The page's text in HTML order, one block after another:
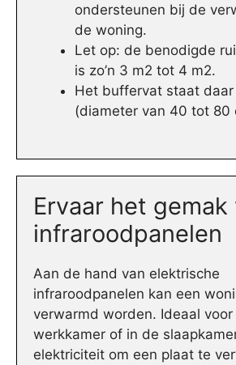
ondersteunen bij de
de woning.
Let op: de benodigde
is zo’n 3 m2 tot 4 m2.
Het buffervat staat daar
(diameter van 40 tot 80
Ervaar het gemak
infraroodpanelen
Aan de hand van elektrische
infraroodpanelen kan een
verwarmd worden. Ideaal voor
werkkamer of in de
elektriciteit om een plaat te